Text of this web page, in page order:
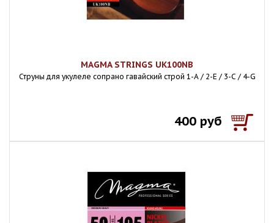
MAGMA STRINGS UK100NB
Струны для укулеле сопрано гавайский строй 1-A / 2-E / 3-C / 4-G
400 руб